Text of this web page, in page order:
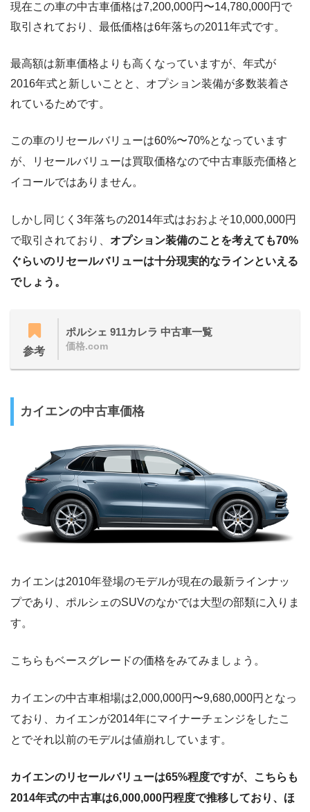
現在この車の中古車価格は7,200,000円〜14,780,000円で
取引されており、最低価格は6年落ちの2011年式です。
最高額は新車価格よりも高くなっていますが、年式が
2016年式と新しいことと、オプション装備が多数装着さ
れているためです。
この車のリセールバリューは60%〜70%となっています
が、リセールバリューは買取価格なので中古車販売価格と
イコールではありません。
しかし同じく3年落ちの2014年式はおおよそ10,000,000円
で取引されており、 オプション装備のことを考えても70%
ぐらいのリセールバリューは十分現実的なラインといえる
でしょう。
参考
ポルシェ 911カレラ 中古車一覧
価格.com
カイエンの中古車価格
カイエンは2010年登場のモデルが現在の最新ラインナッ
プであり、ポルシェのSUVのなかでは大型の部類に入りま
す。
こちらもベースグレードの価格をみてみましょう。
カイエンの中古車相場は2,000,000円〜9,680,000円となっ
ており、カイエンが2014年にマイナーチェンジをしたこ
とでそれ以前のモデルは値崩れしています。
カイエンのリセールバリューは65%程度ですが、こちらも
2014年式の中古車は6,000,000円程度で推移しており、ほ